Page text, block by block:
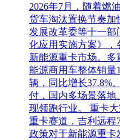
2026年7月，随着燃
货车淘汰置换节奏加
发展改革委等十一
化应用实施方案》，
新能源重卡市场。
能源商用车整体销量
辆，同比增长37.8%
付，国内多场景落地
现领跑行业。 重卡
重卡赛道，吉利远程
政策对于新能源重卡